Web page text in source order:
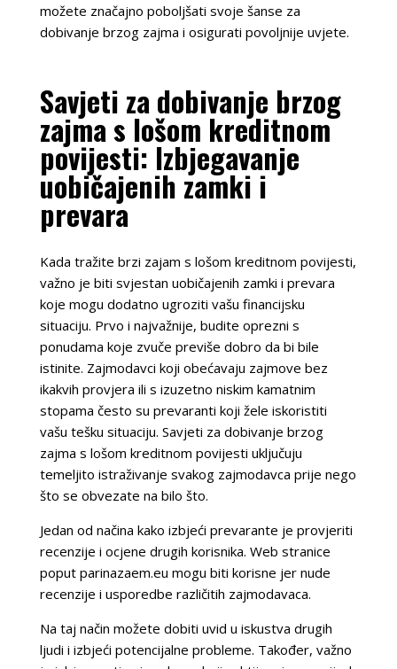
možete značajno poboljšati svoje šanse za
dobivanje brzog zajma i osigurati povoljnije uvjete.
Savjeti za dobivanje brzog
zajma s lošom kreditnom
povijesti: Izbjegavanje
uobičajenih zamki i
prevara
Kada tražite brzi zajam s lošom kreditnom povijesti,
važno je biti svjestan uobičajenih zamki i prevara
koje mogu dodatno ugroziti vašu financijsku
situaciju. Prvo i najvažnije, budite oprezni s
ponudama koje zvuče previše dobro da bi bile
istinite. Zajmodavci koji obećavaju zajmove bez
ikakvih provjera ili s izuzetno niskim kamatnim
stopama često su prevaranti koji žele iskoristiti
vašu tešku situaciju. Savjeti za dobivanje brzog
zajma s lošom kreditnom povijesti uključuju
temeljito istraživanje svakog zajmodavca prije nego
što se obvezate na bilo što.
Jedan od načina kako izbjeći prevarante je provjeriti
recenzije i ocjene drugih korisnika. Web stranice
poput parinazaem.eu mogu biti korisne jer nude
recenzije i usporedbe različitih zajmodavaca.
Na taj način možete dobiti uvid u iskustva drugih
ljudi i izbjeći potencijalne probleme. Također, važno